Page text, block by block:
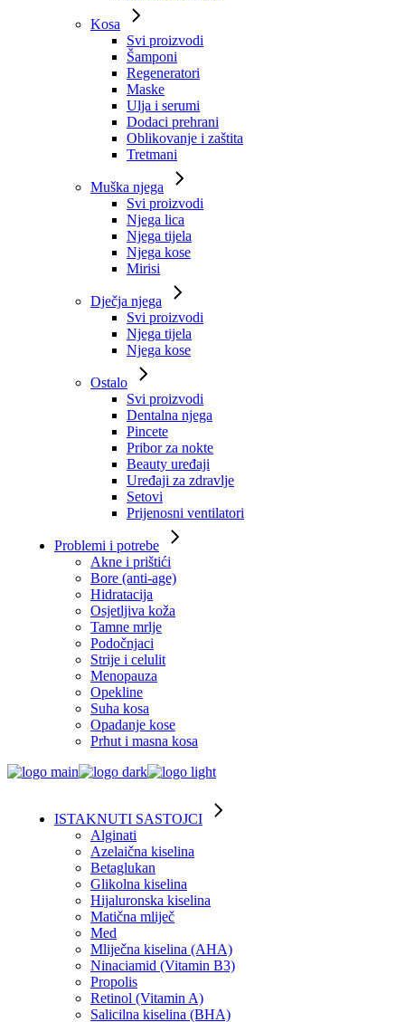
Kosa
Svi proizvodi
Šamponi
Regeneratori
Maske
Ulja i serumi
Dodaci prehrani
Oblikovanje i zaštita
Tretmani
Muška njega
Svi proizvodi
Njega lica
Njega tijela
Njega kose
Mirisi
Dječja njega
Svi proizvodi
Njega tijela
Njega kose
Ostalo
Svi proizvodi
Dentalna njega
Pincete
Pribor za nokte
Beauty uređaji
Uređaji za zdravlje
Setovi
Prijenosni ventilatori
Problemi i potrebe
Akne i prištići
Bore (anti-age)
Hidratacija
Osjetljiva koža
Tamne mrlje
Podočnjaci
Strije i celulit
Menopauza
Opekline
Suha kosa
Opadanje kose
Prhut i masna kosa
ISTAKNUTI SASTOJCI
Alginati
Azelaična kiselina
Betaglukan
Glikolna kiselina
Hijaluronska kiselina
Matična mliječ
Med
Mliječna kiselina (AHA)
Ninaciamid (Vitamin B3)
Propolis
Retinol (Vitamin A)
Salicilna kiselina (BHA)